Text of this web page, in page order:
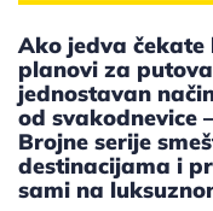
Ako jedva
planovi za
jednostavan
od svakodnevice
Brojne serije
destinacijama i
sami na